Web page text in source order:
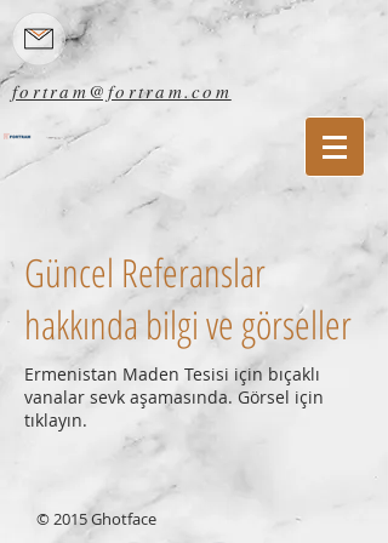
fortram@fortram.com
Güncel Referanslar
hakkında bilgi ve görseller
Ermenistan Maden Tesisi için bıçaklı
vanalar sevk aşamasında. Görsel için
tıklayın.
© 2015 Ghotface